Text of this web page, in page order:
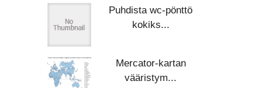
Puhdista wc-pönttö
kokiks...
Mercator-kartan
vääristym...